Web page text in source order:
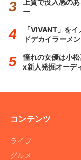
上質で没入感の
ー
「VIVANT」を
ドデカイラーメ
憧れの女優は小
x新人発掘オーデ
コンテンツ
ライフ
グルメ